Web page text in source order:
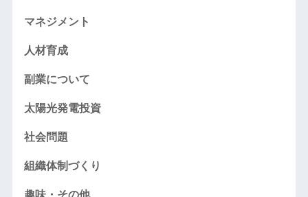
マネジメント
人材育成
副業について
太陽光発電投資
社会問題
組織体制づくり